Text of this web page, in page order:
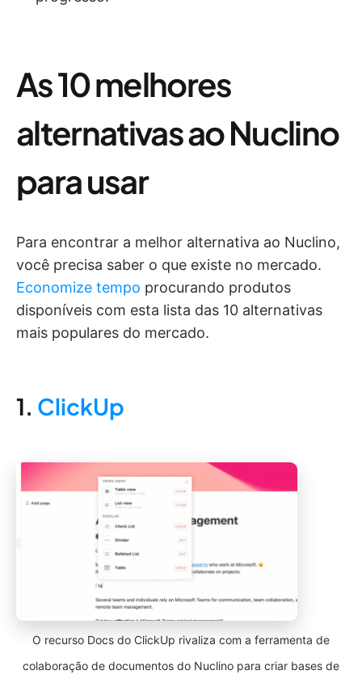
As 10 melhores
alternativas ao Nuclino
para usar
Para encontrar a melhor alternativa ao Nuclino,
você precisa saber o que existe no mercado.
Economize tempo procurando produtos
disponíveis com esta lista das 10 alternativas
mais populares do mercado.
1. ClickUp
O recurso Docs do ClickUp rivaliza com a ferramenta de
colaboração de documentos do Nuclino para criar bases de